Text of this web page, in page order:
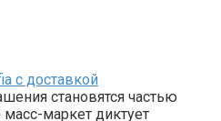
с доставкой
становятся частью
маркет диктует